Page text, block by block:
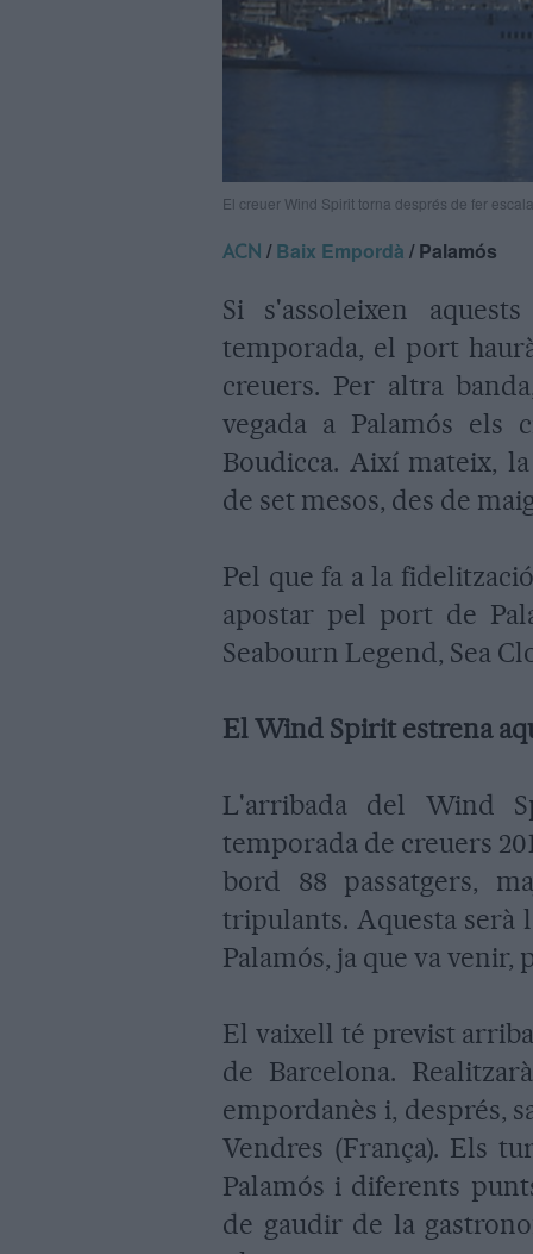
El creuer Wind Spirit torna després de fer
ACN /Baix Empordà / Palamós
Si s'assoleixen
temporada, el port
creuers. Per altra
vegada a Palamós els
Boudicca. Així mateix,
de set mesos, des de
Pel que fa a la
apostar pel port de
Seabourn Legend, Sea
El Wind Spirit estrena
L'arribada del Wind
temporada de creuers
bord 88 passatgers,
tripulants. Aquesta serà
Palamós, ja que va venir,
El vaixell té previst
de Barcelona.
empordanès i, després,
Vendres (França). Els
Palamós i diferents
de gaudir de la